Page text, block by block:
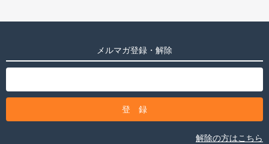
メルマガ登録・解除
解除の方はこちら